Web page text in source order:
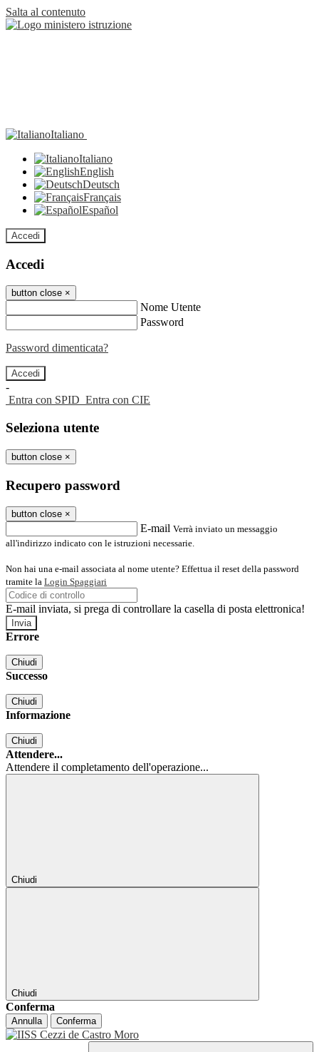
Salta al contenuto
Italiano
Italiano
English
Deutsch
Français
Español
Accedi
Accedi
button close ×
Nome Utente
Password
Password dimenticata?
-
Entra con SPID Entra con CIE
Seleziona utente
button close ×
Recupero password
button close ×
E-mail Verrà inviato un messaggio
all'indirizzo indicato con le istruzioni necessarie.
Non hai una e-mail associata al nome utente? Effettua il reset della password
tramite la Login Spaggiari
E-mail inviata, si prega di controllare la casella di posta elettronica!
Errore
Chiudi
Successo
Chiudi
Informazione
Chiudi
Attendere...
Attendere il completamento dell'operazione...
Chiudi
Chiudi
Conferma
Annulla Conferma